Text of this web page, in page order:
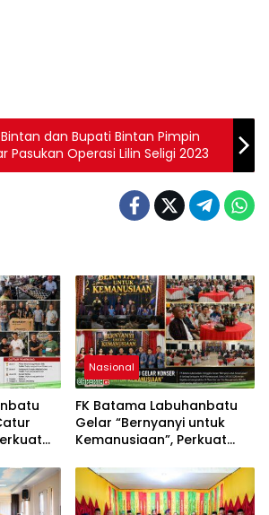
dan Bupati Bintan Pimpin
Pasukan Operasi Lilin Seligi 2023
Nasional
FK Batama Labuhanbatu
Gelar “Bernyanyi untuk
Kemanusiaan”, Perkuat
Sosial